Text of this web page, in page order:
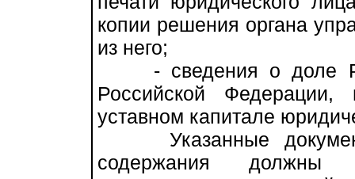
копии решения органа
из него;
- сведения о доле
Российской Федерации,
уставном капитале
Указанные
содержания должны